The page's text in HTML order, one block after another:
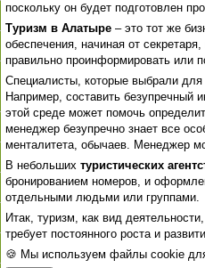
поскольку он будет подготовлен
Туризм в Алатыре – это тот же
обеспечения, начиная от
правильно проинформировать или
Специалисты, которые выбрали для
Например, составить безупречный
этой среде может помочь
менеджер безупречно знает все
менталитета, обычаев. Менеджер
В небольших туристических
бронированием номеров, и
отдельными людьми или группами.
Итак, туризм, как вид
требует постоянного роста и
🍪 Мы используем файлы cookie